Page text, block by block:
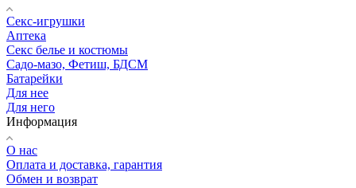
Секс-игрушки
Аптека
Секс белье и костюмы
Садо-мазо, Фетиш, БДСМ
Батарейки
Для нее
Для него
Информация
О нас
Оплата и доставка, гарантия
Обмен и возврат